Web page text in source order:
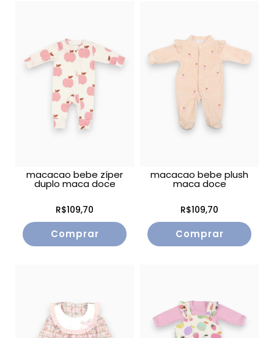
macacao bebe zíper
duplo maca doce
R$109,70
Comprar
macacao bebe plush
maca doce
R$109,70
Comprar